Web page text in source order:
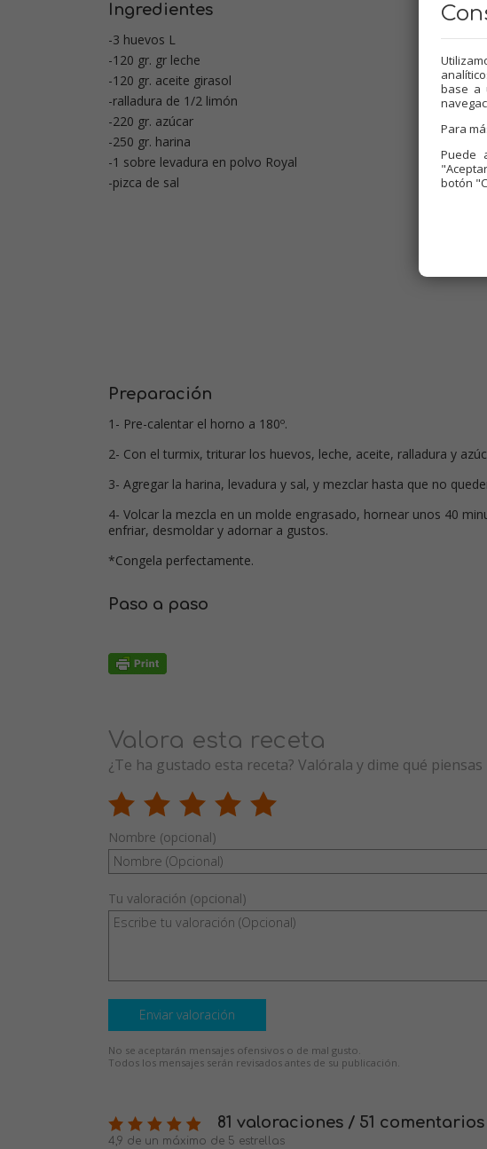
Ingredientes
-3 huevos L
-120 gr. gr leche
-120 gr. aceite girasol
-ralladura de 1/2 limón
-220 gr. azúcar
-250 gr. harina
-1 sobre levadura en polvo Royal
-pizca de sal
Preparación
1- Pre-calentar el horno a 180º.
2- Con el turmix, triturar los huevos, leche, aceite, ralladura y
3- Agregar la harina, levadura y sal, y mezclar hasta que no
4- Volcar la mezcla en un molde engrasado, hornear unos 40
enfriar, desmoldar y adornar a gustos.
*Congela perfectamente.
Paso a paso
Valora esta receta
¿Te ha gustado esta receta? Valórala y dime qué piensas
Nombre (opcional)
Tu valoración (opcional)
Enviar valoración
No se aceptarán mensajes ofensivos o de mal gusto.
Todos los mensajes serán revisados antes de su publicación.
81 valoraciones / 51 comentarios
4,9 de un máximo de 5 estrellas
base a
Para
Puede
botón